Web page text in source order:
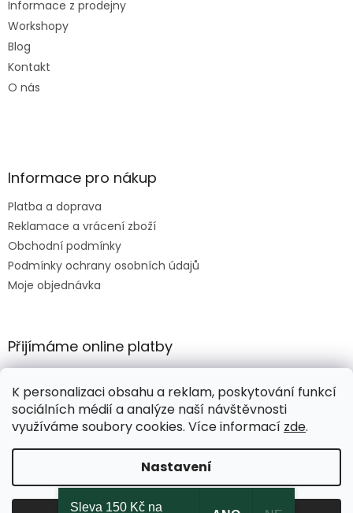
K personalizaci obsahu a reklam, poskytování funkcí
sociálních médií a analýze naší návštěvnosti
využíváme soubory cookies. Více informací zde.
Nastavení
Informace z prodejny
Workshopy
Blog
Kontakt
O nás
Informace pro nákup
Platba a doprava
Reklamace a vrácení zboží
Obchodní podmínky
Podmínky ochrany osobních údajů
Moje objednávka
Přijímáme online platby
Vytvořil Shoptet
Copyright 2026 HORTIKULA
. Všechna práva vyhrazena.
Sleva 150 Kč na